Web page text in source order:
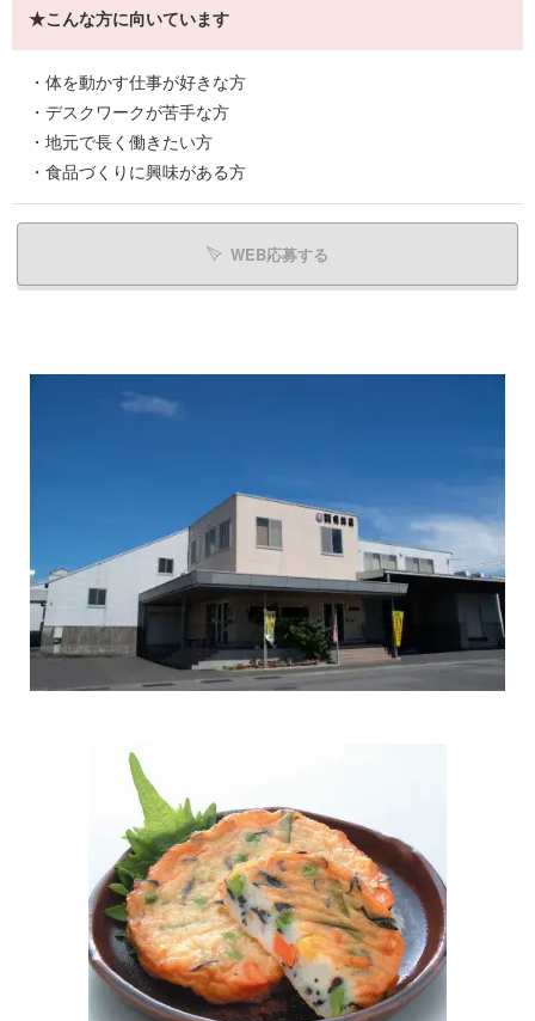
★こんな方に向いています
・体を動かす仕事が好きな方
・デスクワークが苦手な方
・地元で長く働きたい方
・食品づくりに興味がある方
WEB応募する